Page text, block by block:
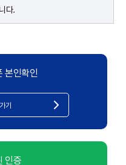
다.
본인확인
기
인증